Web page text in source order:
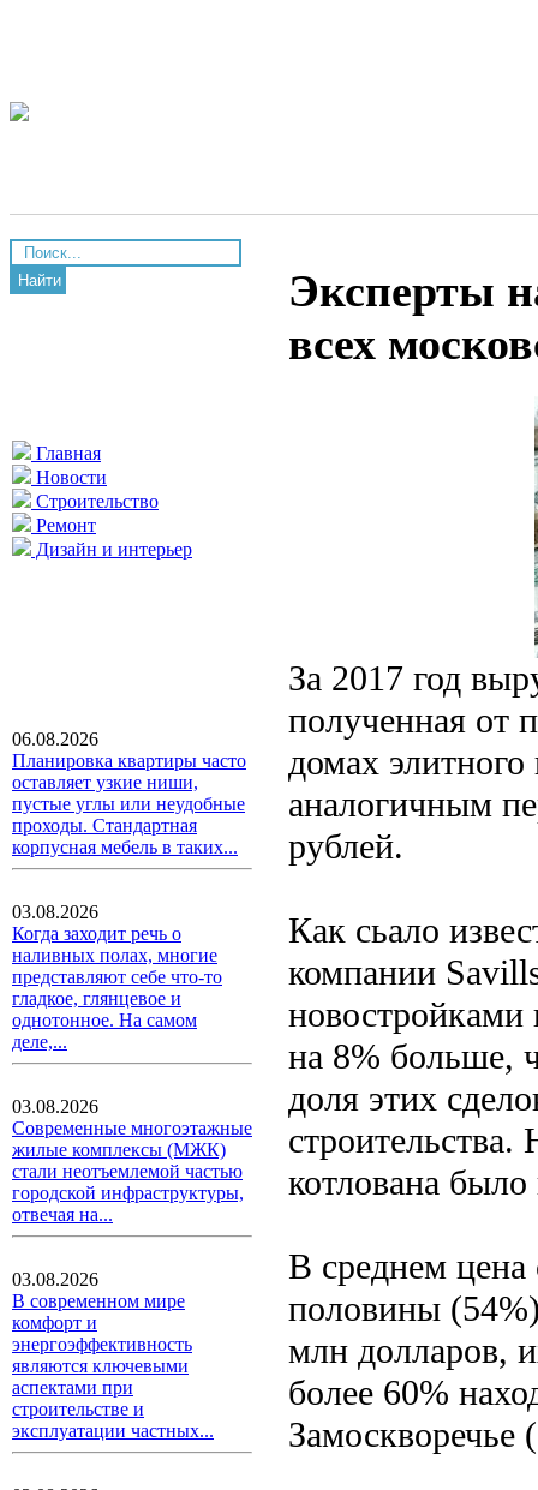
Найти
Главная
Новости
Строительство
Ремонт
Дизайн и интерьер
06.08.2026
Планировка квартиры часто
оставляет узкие ниши,
пустые углы или неудобные
проходы. Стандартная
корпусная мебель в таких...
03.08.2026
Когда заходит речь о
наливных полах, многие
представляют себе что-то
гладкое, глянцевое и
однотонное. На самом
деле,...
03.08.2026
Современные многоэтажные
жилые комплексы (МЖК)
стали неотъемлемой частью
городской инфраструктуры,
отвечая на...
03.08.2026
В современном мире
комфорт и
энергоэффективность
являются ключевыми
аспектами при
строительстве и
эксплуатации частных...
Эксперты
всех
За 2017 год
полученная от
домах элитного
аналогичным
рублей.
Как сьало
компании
новостройками
на 8% больше,
доля этих
котлована было
В среднем
половины
млн долларов,
более 60%